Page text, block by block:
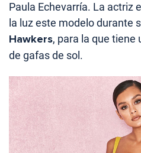
Paula Echevarría. La actriz
la luz este modelo durante
Hawkers, para la que tiene
de gafas de sol.